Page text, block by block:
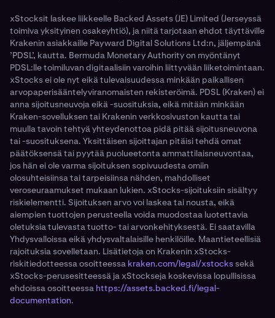
xStocksit laskee liikkeelle Backed Assets (JE) Limited (Jerseyssä
toimiva yksityinen osakeyhtiö), ja niitä tarjotaan ehdot täyttäville
Krakenin asiakkaille Payward Digital Solutions Ltd:n, jäljempänä
’PDSL’, kautta. Bermuda Monetary Authority on myöntänyt
PDSL:lle toimiluvan digitaalisiin varoihin liittyvään liiketoimintaan.
xStocks ei ole nyt eikä tulevaisuudessa minkään paikallisen
arvopaperisääntelyviranomaisten rekisteröimä. PDSL (Kraken) ei
anna sijoitusneuvoja eikä -suosituksia, eikä mitään minkään
Kraken-sovelluksen tai Krakenin verkkosivuston kautta tai
muulla tavoin tehtyä yhteydenottoa pidä pitää sijoitusneuvona
tai -suosituksena. Yksittäisen sijoittajan pitäisi tehdä omat
päätöksensä tai pyytää puolueetonta ammattilaisneuvontaa,
jos hän ei ole varma sijoituksen sopivuudesta omiin
olosuhteisiinsa tai tarpeisiinsa nähden, mahdolliset
veroseuraamukset mukaan lukien. xStocks-sijoituksiin sisältyy
riskielementti. Sijoituksen arvo voi laskea tai nousta, eikä
aiempien tuottojen perusteella voida muodostaa luotettavia
oletuksia tulevasta tuotto- tai arvonkehityksestä. Ei saatavilla
Yhdysvalloissa eikä yhdysvaltalaisille henkilöille. Maantieteellisiä
rajoituksia sovelletaan. Lisätietoja on Krakenin xStocks-
riskitiedotteessa osoitteessa kraken.com/legal/xstocks sekä
xStocks-perusesitteessä ja xStockseja koskevissa lopullisissa
ehdoissa osoitteessa https://assets.backed.fi/legal-
documentation.